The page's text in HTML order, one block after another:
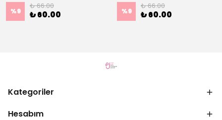
%9
₺ 66.00
₺ 60.00 %9
₺ 66.00
₺ 60.00
Kategoriler
Hesabım